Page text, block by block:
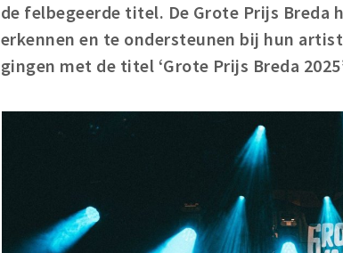
de felbegeerde titel. De Grote Prijs
erkennen en te ondersteunen bij hun
gingen met de titel ‘Grote Prijs Breda